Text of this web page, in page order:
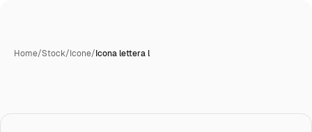
Home/Stock/Icone/Icona lettera l